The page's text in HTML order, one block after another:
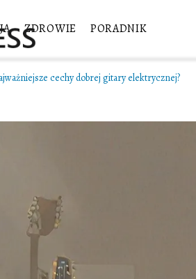
ZDROWIE PORADNIK
cechy dobrej gitary elektrycznej?